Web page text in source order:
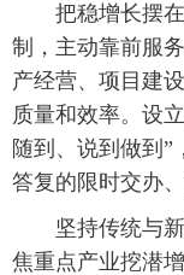
把稳增长摆在
制，主动靠前服
产经营、项目建
质量和效率。设
随到、说到做到”
答复的限时交办、
坚持传统与新
焦重点产业挖潜